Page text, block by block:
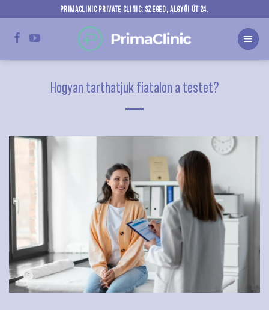
content
PRIMACLINIC PRIVATE CLINIC: SZEGED, ALGYŐI ÚT 24.
Hogyan tarthatjuk fiatalon a testet?